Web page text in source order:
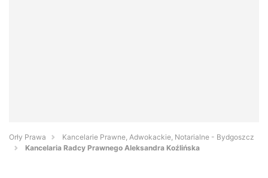
Orły Prawa
Kancelarie Prawne, Adwokackie, Notarialne - Bydgoszcz
Kancelaria Radcy Prawnego Aleksandra Koźlińska